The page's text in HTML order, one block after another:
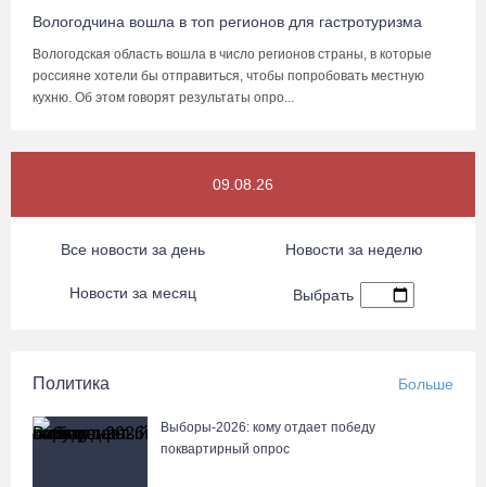
Вологодчина вошла в топ регионов для гастротуризма
Вологодская область вошла в число регионов страны, в которые
россияне хотели бы отправиться, чтобы попробовать местную
кухню. Об этом говорят результаты опро...
09.08.26
Все новости за день Новости за неделю
Новости за месяц Выбрать
Политика Больше
Выборы-2026: кому отдает победу
поквартирный опрос